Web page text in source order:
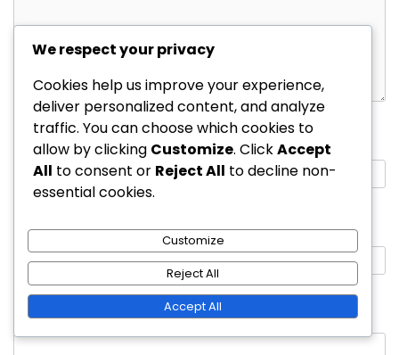
Name*
Email*
Website
We respect your privacy
Cookies help us improve your experience,
deliver personalized content, and analyze
traffic. You can choose which cookies to
allow by clicking Customize. ClickAccept
All to consent or Reject All to decline non-
essential cookies.
Customize
Reject All
Accept All